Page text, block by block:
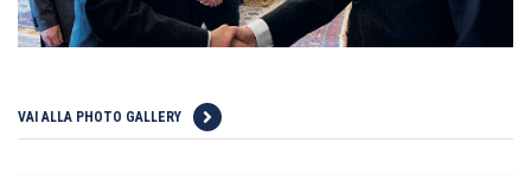
VAI ALLA PHOTO GALLERY